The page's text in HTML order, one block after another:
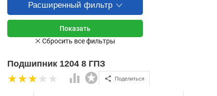
Расширенный фильтр
Подшипник 1204 8 ГПЗ
Поделиться